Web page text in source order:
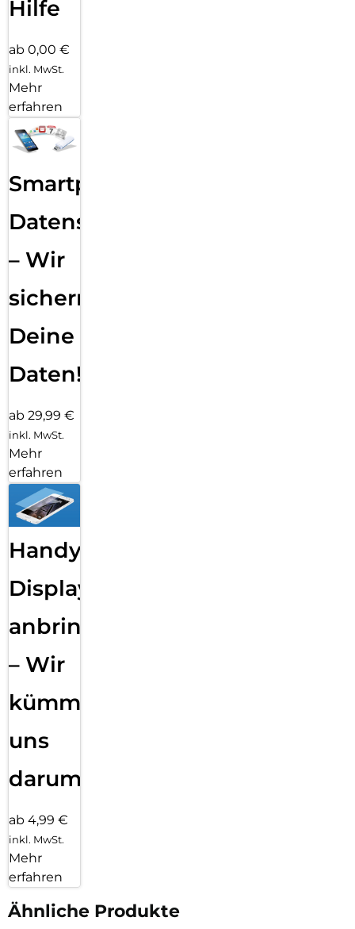
Hilfe
ab 0,00 €
inkl. MwSt.
Mehr
erfahren
Smartphone
Datensicherung
– Wir
sichern
Deine
Daten!
ab 29,99 €
inkl. MwSt.
Mehr
erfahren
Handy
Displayfolie
anbringen
– Wir
kümmern
uns
darum!
ab 4,99 €
inkl. MwSt.
Mehr
erfahren
Ähnliche Produkte